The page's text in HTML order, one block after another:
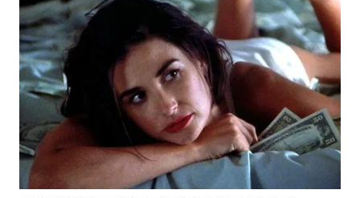
MAJALENGKA
WN
SUBANG
WN
SUKABUMI